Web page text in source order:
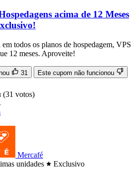
acima de 12 Meses
todos os planos de hospedagem, VPS
12 meses. Aproveite!
31 Este cupom não funcionou
(31 votos)
Mercafé
unidades Exclusivo